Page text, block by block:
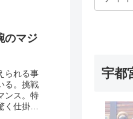
のマジ
られる事
る。挑戦
ンス。特
仕掛け
宇都